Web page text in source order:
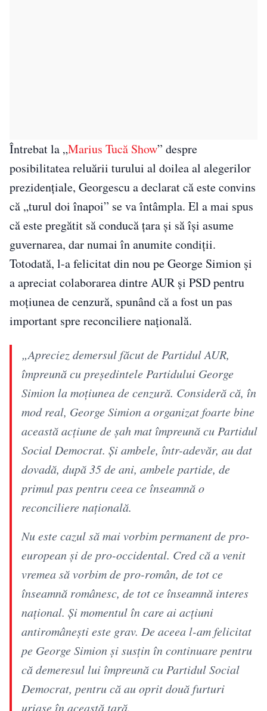
Întrebat la „Marius Tucă Show” despre
posibilitatea reluării turului al doilea al alegerilor
prezidențiale, Georgescu a declarat că este convins
că „turul doi înapoi” se va întâmpla. El a mai spus
că este pregătit să conducă țara și să își asume
guvernarea, dar numai în anumite condiții.
Totodată, l-a felicitat din nou pe George Simion și
a apreciat colaborarea dintre AUR și PSD pentru
moțiunea de cenzură, spunând că a fost un pas
important spre reconciliere națională.
„Apreciez demersul făcut de Partidul AUR,
împreună cu președintele Partidului George
Simion la moțiunea de cenzură. Consideră că, în
mod real, George Simion a organizat foarte bine
această acțiune de șah mat împreună cu Partidul
Social Democrat. Și ambele, într-adevăr, au dat
dovadă, după 35 de ani, ambele partide, de
primul pas pentru ceea ce înseamnă o
reconciliere națională.
Nu este cazul să mai vorbim permanent de pro-
european și de pro-occidental. Cred că a venit
vremea să vorbim de pro-român, de tot ce
înseamnă românesc, de tot ce înseamnă interes
național. Și momentul în care ai acțiuni
antiromânești este grav. De aceea l-am felicitat
pe George Simion și susțin în continuare pentru
că demeresul lui împreună cu Partidul Social
Democrat, pentru că au oprit două furturi
uriașe în această țară.